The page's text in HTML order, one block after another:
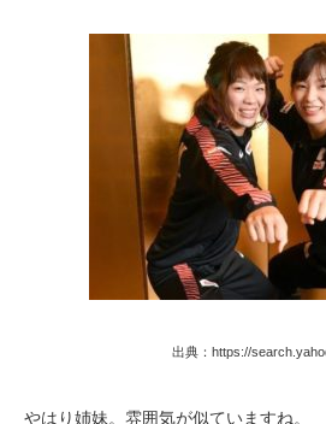
出典：https://
やはり姉妹。雰囲気が似ていますね。